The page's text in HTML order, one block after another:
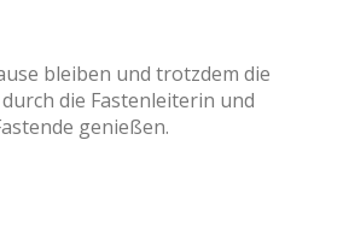
bleiben und trotzdem die
die Fastenleiterin und
genießen.